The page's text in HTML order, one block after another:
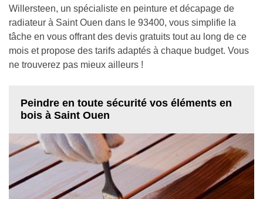
Willersteen, un spécialiste en peinture et décapage de
radiateur à Saint Ouen dans le 93400, vous simplifie la
tâche en vous offrant des devis gratuits tout au long de ce
mois et propose des tarifs adaptés à chaque budget. Vous
ne trouverez pas mieux ailleurs !
Peindre en toute sécurité vos éléments en
bois à Saint Ouen